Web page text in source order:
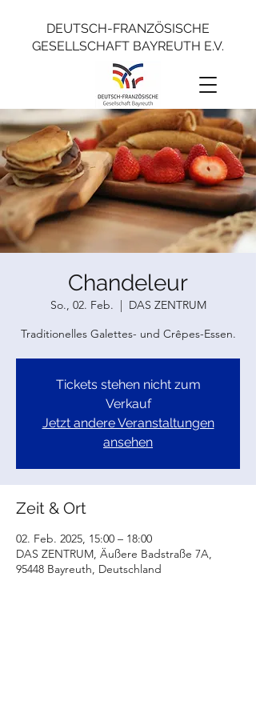
DEUTSCH-FRANZÖSISCHE
GESELLSCHAFT BAYREUTH E.V.
Chandeleur
So., 02. Feb.
  |
DAS ZENTRUM
Traditionelles Galettes- und Crêpes-Essen.
Tickets stehen nicht zum
Verkauf
Jetzt andere Veranstaltungen
ansehen
Zeit & Ort
02. Feb. 2025, 15:00 – 18:00
DAS ZENTRUM, Äußere Badstraße 7A,
95448 Bayreuth, Deutschland